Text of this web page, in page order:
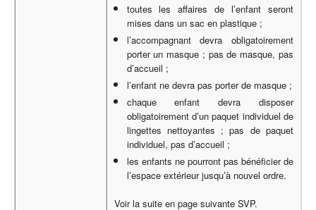
toutes les affaires de l’enfant seront
mises dans un sac en plastique ;
l’accompagnant devra obligatoirement
porter un masque ; pas de masque, pas
d’accueil ;
l’enfant ne devra pas porter de masque ;
chaque enfant devra disposer
obligatoirement d’un paquet individuel de
lingettes nettoyantes ; pas de paquet
individuel, pas d’accueil ;
les enfants ne pourront pas bénéficier de
l’espace extérieur jusqu’à nouvel ordre.
Voir la suite en page suivante SVP.